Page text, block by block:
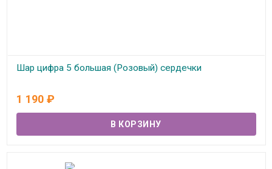
Шар цифра 5 большая (Розовый) сердечки
1 190 ₽